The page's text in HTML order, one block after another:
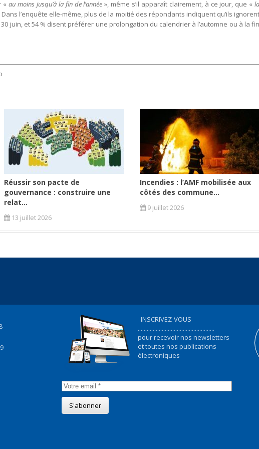
« au moins jusqu’à la fin de l’année », même s’il apparaît clairement, à ce jour, que «la
l’enquête elle-même, plus de la moitié des répondants indiquent qu’ils ignorent
30 juin, et 54 % disent préférer une prolongation du calendrier à l’automne ou à la fin
Réussir son pacte de
gouvernance : construire une
relat...
13 juillet 2026
Incendies : l’AMF mobilisée aux
côtés des commune...
9 juillet 2026
INSCRIVEZ-VOUS
...................................................
pour recevoir nos newsletters
et toutes nos publications
électroniques